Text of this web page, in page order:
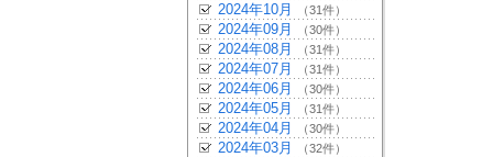
2024年10月 （31件）
2024年09月 （30件）
2024年08月 （31件）
2024年07月 （31件）
2024年06月 （30件）
2024年05月 （31件）
2024年04月 （30件）
2024年03月 （32件）